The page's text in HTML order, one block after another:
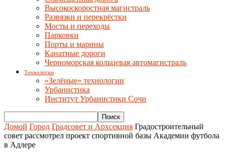
Высокоскоростная магистраль
Развязки и перекрёстки
Мосты и переходы
Парковки
Порты и марины
Канатные дороги
Черноморская кольцевая автомагистраль
Технологии
«Зелёные» технологии
Урбанистика
Институт Урбанистики Сочи
Домой Город Градсовет и Архсекция Градостроительный
совет рассмотрел проект спортивной базы Академии футбола
в Адлере